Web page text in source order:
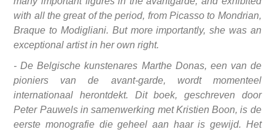
with all the great of the period, from Picasso to Mondrian,
Braque to Modigliani. But more importantly, she was an
exceptional artist in her own right.
- De Belgische kunstenares Marthe Donas, een van de
pioniers van de avant-garde, wordt momenteel
internationaal herontdekt. Dit boek, geschreven door
Peter Pauwels in samenwerking met Kristien Boon, is de
eerste monografie die geheel aan haar is gewijd. Het